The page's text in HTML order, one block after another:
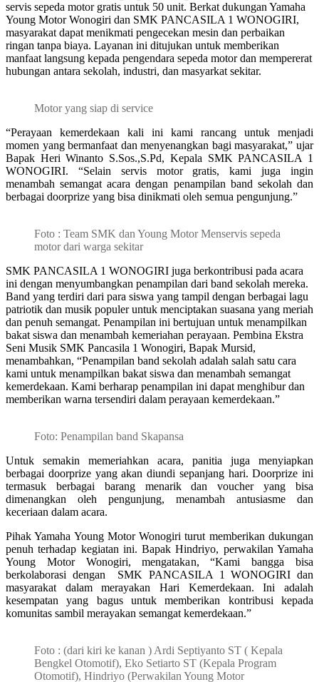
servis sepeda motor gratis untuk 50 unit. Berkat dukungan Yamaha
Young Motor Wonogiri dan SMK PANCASILA 1 WONOGIRI,
masyarakat dapat menikmati pengecekan mesin dan perbaikan
ringan tanpa biaya. Layanan ini ditujukan untuk memberikan
manfaat langsung kepada pengendara sepeda motor dan mempererat
hubungan antara sekolah, industri, dan masyarkat sekitar.
Motor yang siap di service
“Perayaan kemerdekaan kali ini kami rancang untuk menjadi
momen yang bermanfaat dan menyenangkan bagi masyarakat,” ujar
Bapak Heri Winanto S.Sos.,S.Pd, Kepala SMK PANCASILA 1
WONOGIRI. “Selain servis motor gratis, kami juga ingin
menambah semangat acara dengan penampilan band sekolah dan
berbagai doorprize yang bisa dinikmati oleh semua pengunjung.”
Foto : Team SMK dan Young Motor Menservis sepeda
motor dari warga sekitar
SMK PANCASILA 1 WONOGIRI juga berkontribusi pada acara
ini dengan menyumbangkan penampilan dari band sekolah mereka.
Band yang terdiri dari para siswa yang tampil dengan berbagai lagu
patriotik dan musik populer untuk menciptakan suasana yang meriah
dan penuh semangat. Penampilan ini bertujuan untuk menampilkan
bakat siswa dan menambah kemeriahan perayaan. Pembina Ekstra
Seni Musik SMK Pancasila 1 Wonogiri, Bapak Mursid,
menambahkan, “Penampilan band sekolah adalah salah satu cara
kami untuk menampilkan bakat siswa dan menambah semangat
kemerdekaan. Kami berharap penampilan ini dapat menghibur dan
memberikan warna tersendiri dalam perayaan kemerdekaan.”
Foto: Penampilan band Skapansa
Untuk semakin memeriahkan acara, panitia juga menyiapkan
berbagai doorprize yang akan diundi sepanjang hari. Doorprize ini
termasuk berbagai barang menarik dan voucher yang bisa
dimenangkan oleh pengunjung, menambah antusiasme dan
keceriaan dalam acara.
Pihak Yamaha Young Motor Wonogiri turut memberikan dukungan
penuh terhadap kegiatan ini. Bapak Hindriyo, perwakilan Yamaha
Young Motor Wonogiri, mengatakan, “Kami bangga bisa
berkolaborasi dengan SMK PANCASILA 1 WONOGIRI dan
masyarakat dalam merayakan Hari Kemerdekaan. Ini adalah
kesempatan yang bagus untuk memberikan kontribusi kepada
komunitas sambil merayakan semangat kemerdekaan.”
Foto : (dari kiri ke kanan ) Ardi Septiyanto ST ( Kepala
Bengkel Otomotif), Eko Setiarto ST (Kepala Program
Otomotif), Hindriyo (Perwakilan Young Motor